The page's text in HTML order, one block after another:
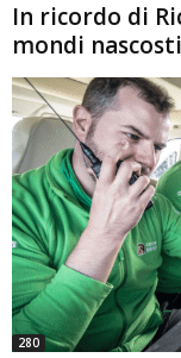
In ricordo di
mondi nascosti
280